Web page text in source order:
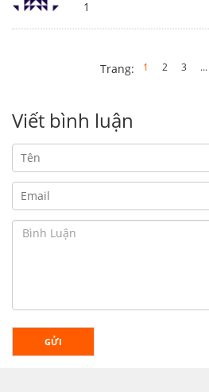
1
Trang: 1 2 3 ...
Viết bình luận
GỬI